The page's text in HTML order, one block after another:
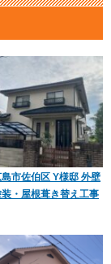
島市佐伯区 Y様邸 外壁
・屋根葺き替え工事